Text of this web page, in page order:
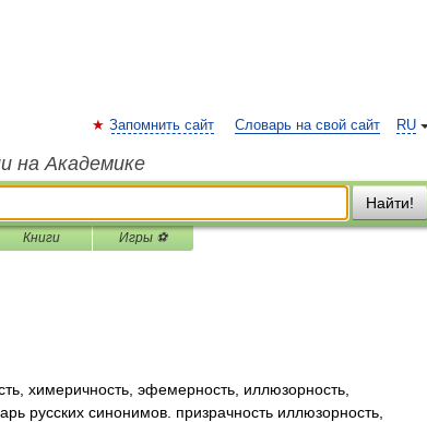
RU
Запомнить сайт Словарь на свой сайт
на Академике
Найти!
Книги Игры ⚽
химеричность, эфемерность, иллюзорность,
русских синонимов. призрачность иллюзорность,